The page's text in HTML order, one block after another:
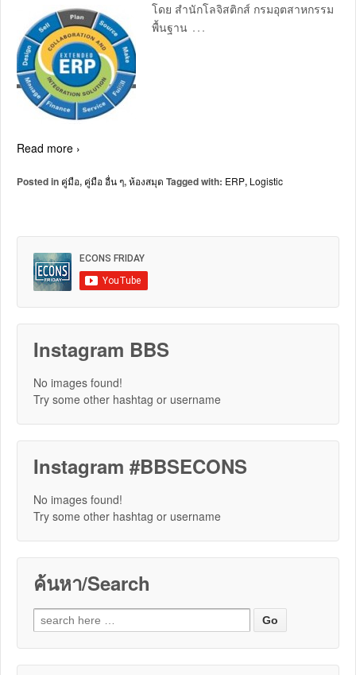
โดย สำนักโลจิสติกส์ กรมอุตสาหกรรม
พื้นฐาน …
Read more ›
Posted in คู่มือ, คู่มือ อื่น ๆ,ห้องสมุด Tagged with: ERP, Logistic
Instagram BBS
No images found!
Try some other hashtag or username
Instagram #BBSECONS
No images found!
Try some other hashtag or username
ค้นหา/Search
Search for: